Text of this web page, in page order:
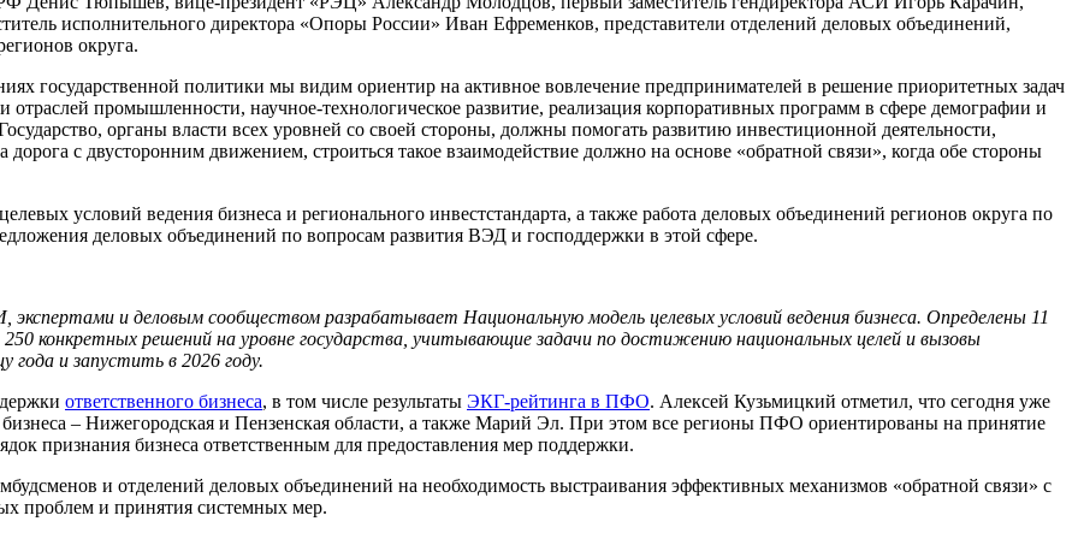
исполнительного директора «Опоры России» Иван Ефременков, представители отделений деловых объединений,
округа.
государственной политики мы видим ориентир на активное вовлечение предпринимателей в решение приоритетных задач
отраслей промышленности, научное-технологическое развитие, реализация корпоративных программ в сфере демографии и
органы власти всех уровней со своей стороны, должны помогать развитию инвестиционной деятельности,
с двусторонним движением, строиться такое взаимодействие должно на основе «обратной связи», когда обе стороны
условий ведения бизнеса и регионального инвестстандарта, а также работа деловых объединений регионов округа по
деловых объединений по вопросам развития ВЭД и господдержки в этой сфере.
и деловым сообществом разрабатывает Национальную модель целевых условий ведения бизнеса. Определены 11
конкретных решений на уровне государства, учитывающие задачи по достижению национальных целей и вызовы
года и запустить в 2026 году.
ответственного бизнеса, в том числе результаты ЭКГ-рейтинга в ПФО. Алексей Кузьмицкий отметил, что сегодня уже
бизнеса – Нижегородская и Пензенская области, а также Марий Эл. При этом все регионы ПФО ориентированы на принятие
признания бизнеса ответственным для предоставления мер поддержки.
и отделений деловых объединений на необходимость выстраивания эффективных механизмов «обратной связи» с
проблем и принятия системных мер.